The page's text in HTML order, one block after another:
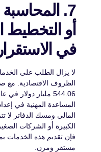
7.
أو التخطيط
في
لا يزال الطلب على
الظروف الاقتصادية. مع
المساعدة المهنية في
المالي ومسك الدفاتر
الكبيرة أو الشركات
فإن تقديم هذه
مستقر ومرن.